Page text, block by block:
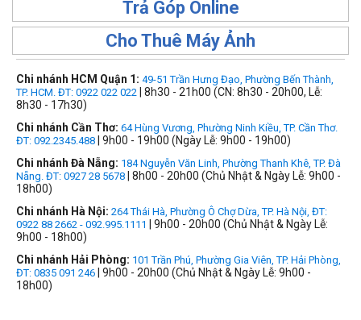
Trả Góp Online
Cho Thuê Máy Ảnh
Chi nhánh HCM Quận 1: 49-51 Trần Hưng Đạo, Phường Bến Thành,
TP. HCM. ĐT: 0922 022 022 | 8h30 - 21h00 (CN: 8h30 - 20h00, Lễ:
8h30 - 17h30)
Chi nhánh Cần Thơ: 64 Hùng Vương, Phường Ninh Kiều, TP. Cần Thơ.
ĐT: 092.2345.488 | 9h00 - 19h00 (Ngày Lễ: 9h00 - 19h00)
Chi nhánh Đà Nẵng: 184 Nguyễn Văn Linh, Phường Thanh Khê, TP. Đà
Nẵng. ĐT: 0927 28 5678 | 8h00 - 20h00 (Chủ Nhật & Ngày Lễ: 9h00 -
18h00)
Chi nhánh Hà Nội: 264 Thái Hà, Phường Ô Chợ Dừa, TP. Hà Nội, ĐT:
0922 88 2662 - 092.995.1111
| 9h00 - 20h00 (Chủ Nhật & Ngày Lễ:
9h00 - 18h00)
Chi nhánh Hải Phòng: 101 Trần Phú, Phường Gia Viên, TP. Hải Phòng,
ĐT: 0835 091 246 | 9h00 - 20h00 (Chủ Nhật & Ngày Lễ: 9h00 -
18h00)